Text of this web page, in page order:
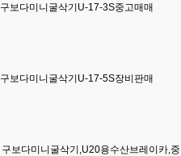
구보다미니굴삭기U-17-3S중고매매
구보다미니굴삭기U-17-5S장비판매
구보다미니굴삭기,U20용수산브레이카,중